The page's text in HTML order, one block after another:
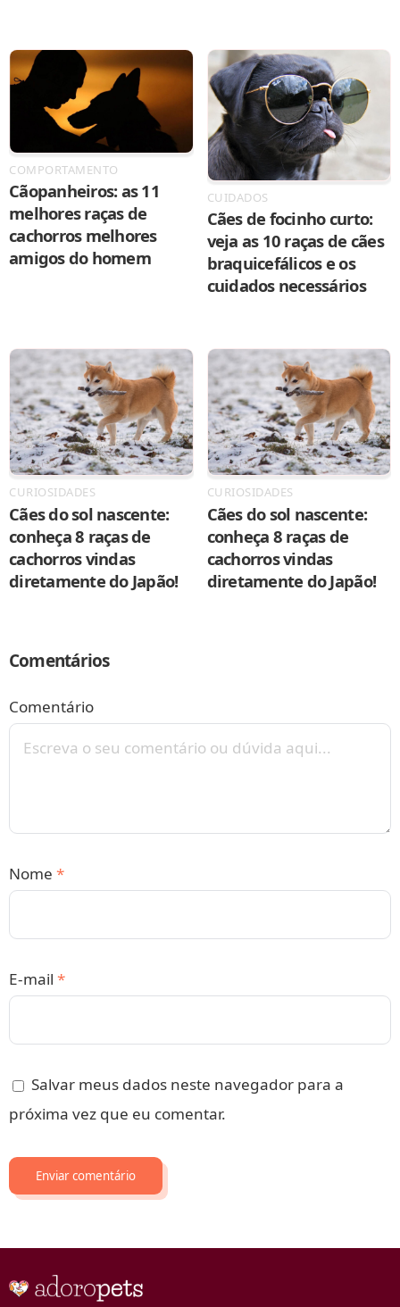
COMPORTAMENTO
Cãopanheiros: as 11
melhores raças de
cachorros melhores
amigos do homem
CUIDADOS
Cães de focinho curto:
veja as 10 raças de cães
braquicefálicos e os
cuidados necessários
CURIOSIDADES
Cães do sol nascente:
conheça 8 raças de
cachorros vindas
diretamente do Japão!
CURIOSIDADES
Cães do sol nascente:
conheça 8 raças de
cachorros vindas
diretamente do Japão!
Comentários
Comentário
Nome *
E-mail *
Salvar meus dados neste navegador para a
próxima vez que eu comentar.